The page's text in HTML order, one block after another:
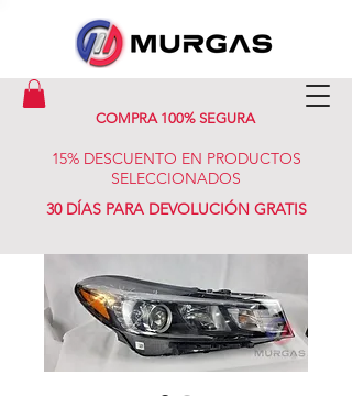
COMPRA 100% SEGURA
15% DESCUENTO EN PRODUCTOS
SELECCIONADOS
30 DÍAS PARA DEVOLUCIÓN GRATIS